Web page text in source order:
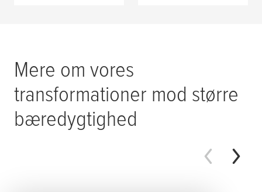
Mere om vores
transformationer mod større
bæredygtighed